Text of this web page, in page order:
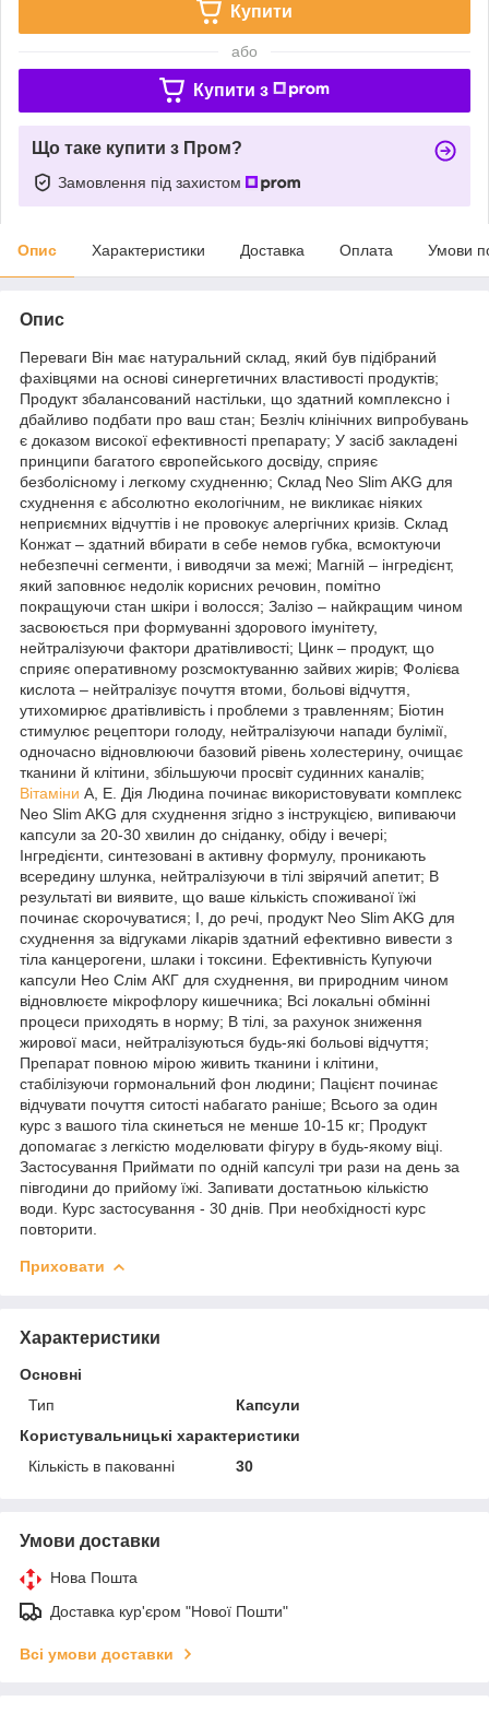
Купити
або
Купити з
Що таке купити з Пром?
Замовлення під захистом
Опис Характеристики Доставка Оплата Умови
Опис
Переваги Він має натуральний склад, який був підібраний
фахівцями на основі синергетичних властивості продуктів;
Продукт збалансований настільки, що здатний комплексно і
дбайливо подбати про ваш стан; Безліч клінічних випробувань
є доказом високої ефективності препарату; У засіб закладені
принципи багатого європейського досвіду, сприяє
безболісному і легкому схудненню; Склад Neo Slim AKG для
схуднення є абсолютно екологічним, не викликає ніяких
неприємних відчуттів і не провокує алергічних кризів. Склад
Конжат – здатний вбирати в себе немов губка, всмоктуючи
небезпечні сегменти, і виводячи за межі; Магній – інгредієнт,
який заповнює недолік корисних речовин, помітно
покращуючи стан шкіри і волосся; Залізо – найкращим чином
засвоюється при формуванні здорового імунітету,
нейтралізуючи фактори дратівливості; Цинк – продукт, що
сприяє оперативному розсмоктуванню зайвих жирів; Фолієва
кислота – нейтралізує почуття втоми, больові відчуття,
утихомирює дратівливість і проблеми з травленням; Біотин
стимулює рецептори голоду, нейтралізуючи напади булімії,
одночасно відновлюючи базовий рівень холестерину, очищає
тканини й клітини, збільшуючи просвіт судинних каналів;
Вітаміни А, Е. Дія Людина починає використовувати комплекс
Neo Slim AKG для схуднення згідно з інструкцією, випиваючи
капсули за 20-30 хвилин до сніданку, обіду і вечері;
Інгредієнти, синтезовані в активну формулу, проникають
всередину шлунка, нейтралізуючи в тілі звірячий апетит; В
результаті ви виявите, що ваше кількість споживаної їжі
починає скорочуватися; І, до речі, продукт Neo Slim AKG для
схуднення за відгуками лікарів здатний ефективно вивести з
тіла канцерогени, шлаки і токсини. Ефективність Купуючи
капсули Нео Слім АКГ для схуднення, ви природним чином
відновлюєте мікрофлору кишечника; Всі локальні обмінні
процеси приходять в норму; В тілі, за рахунок зниження
жирової маси, нейтралізуються будь-які больові відчуття;
Препарат повною мірою живить тканини і клітини,
стабілізуючи гормональний фон людини; Пацієнт починає
відчувати почуття ситості набагато раніше; Всього за один
курс з вашого тіла скинеться не менше 10-15 кг; Продукт
допомагає з легкістю моделювати фігуру в будь-якому віці.
Застосування Приймати по одній капсулі три рази на день за
півгодини до прийому їжі. Запивати достатньою кількістю
води. Курс застосування - 30 днів. При необхідності курс
повторити.
Приховати
Характеристики
Основні
Тип
Капсули
Користувальницькі характеристики
Кількість в пакованні
30
Умови доставки
Нова Пошта
Доставка кур'єром "Нової Пошти"
Всі умови доставки